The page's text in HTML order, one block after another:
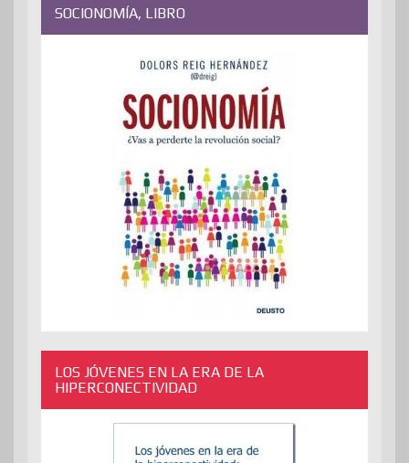
SOCIONOMÍA, LIBRO
LOS JÓVENES EN LA ERA DE LA
HIPERCONECTIVIDAD